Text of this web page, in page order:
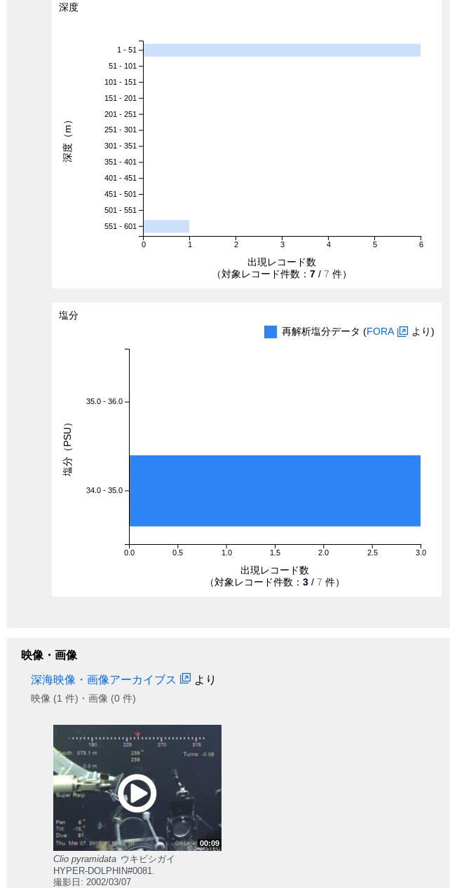
深度
0 1 2 3 4 5 6
1 - 51
51 - 101
101 - 151
151 - 201
201 - 251
251 - 301
301 - 351
351 - 401
401 - 451
451 - 501
501 - 551
551 - 601
出現レコード数
（対象レコード件数： 7 / 7 件）
深度（m）
塩分
再解析塩分データ (FORA より)
0.0 0.5 1.0 1.5 2.0 2.5 3.0
35.0 - 36.0
34.0 - 35.0
出現レコード数
（対象レコード件数： 3 / 7 件）
塩分（PSU）
映像・画像
深海映像・画像アーカイブス より
映像 (1 件)・画像 (0 件)
00:09
Clio pyramidata ウキビシガイ
HYPER-DOLPHIN#0081.
撮影日: 2002/03/07